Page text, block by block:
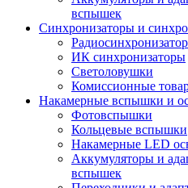
вспышек
Синхронизаторы и
ИК синхронизаторы
Светоловушки
Комиссионные
Накамерные вспышки и
Фотовспышки
Кольцевые вспышки
Накамерные LED
Аккумуляторы и
вспышек